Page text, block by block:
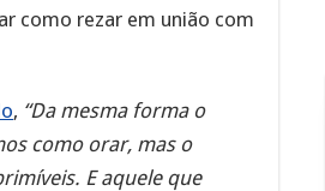
como rezar em união com
, “Da mesma forma o
como orar, mas o
E aquele que